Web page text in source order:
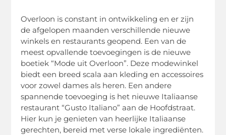
Overloon is constant in ontwikkeling en er zijn
de afgelopen maanden verschillende nieuwe
winkels en restaurants geopend. Een van de
meest opvallende toevoegingen is de nieuwe
boetiek “Mode uit Overloon”. Deze modewinkel
biedt een breed scala aan kleding en accessoires
voor zowel dames als heren. Een andere
spannende toevoeging is het nieuwe Italiaanse
restaurant “Gusto Italiano” aan de Hoofdstraat.
Hier kun je genieten van heerlijke Italiaanse
gerechten, bereid met verse lokale ingrediënten.